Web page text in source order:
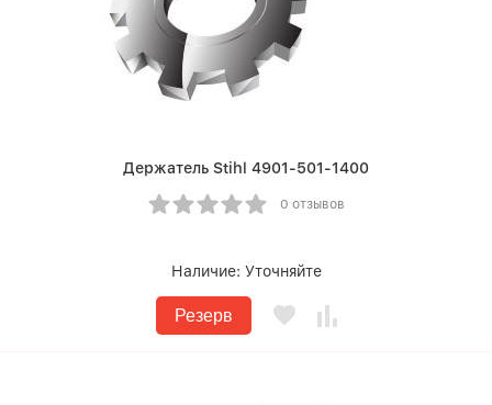
Держатель Stihl 4901-501-1400
0 отзывов
Наличие: Уточняйте
Резерв